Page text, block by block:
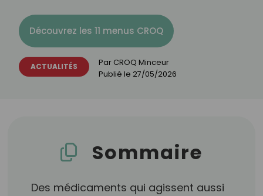
Découvrez les 11 menus CROQ
ACTUALITÉS Par CROQ Minceur
Publié le 27/05/2026
Sommaire
Des médicaments qui agissent aussi